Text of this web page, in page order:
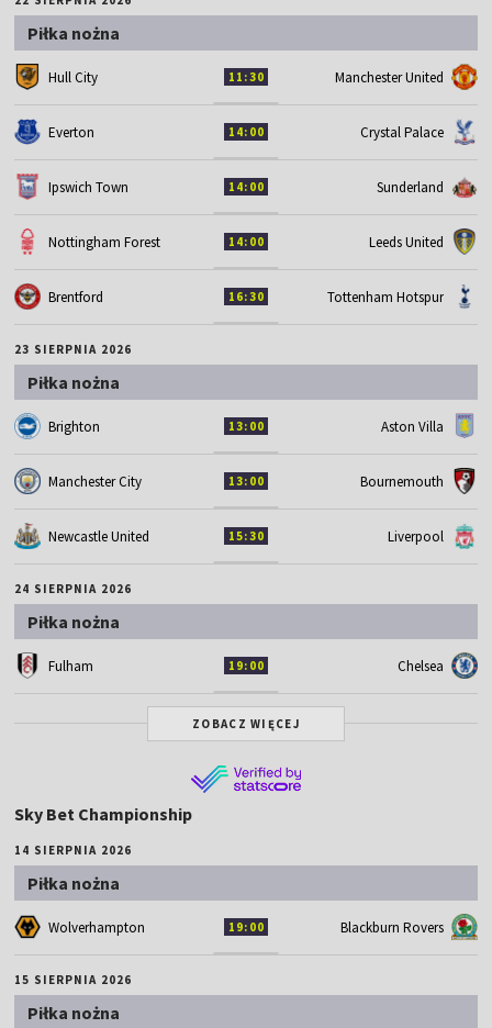
Piłka nożna
Hull City 11:30 Manchester United
Everton 14:00 Crystal Palace
Ipswich Town 14:00 Sunderland
Nottingham Forest 14:00 Leeds United
Brentford 16:30 Tottenham Hotspur
23 SIERPNIA 2026
Piłka nożna
Brighton 13:00 Aston Villa
Manchester City 13:00 Bournemouth
Newcastle United 15:30 Liverpool
24 SIERPNIA 2026
Piłka nożna
Fulham 19:00 Chelsea
ZOBACZ WIĘCEJ
Sky Bet Championship
14 SIERPNIA 2026
Piłka nożna
Wolverhampton 19:00 Blackburn Rovers
15 SIERPNIA 2026
Piłka nożna